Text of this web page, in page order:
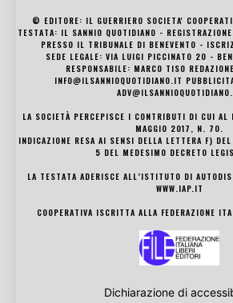
© EDITORE: IL GUERRIERO SOCIETA'
TESTATA: IL SANNIO QUOTIDIANO -
PRESSO IL TRIBUNALE DI BENEVENTO -
SEDE LEGALE: VIA LUIGI PICCINATO 20 -
RESPONSABILE: MARCO TISO
INFO@ILSANNIOQUOTIDIANO.IT
LA SOCIETÀ PERCEPISCE I CONTRIBUTI DI CUI AL
MAGGIO 2017, N. 70.
INDICAZIONE RESA AI SENSI DELLA LETTERA F)
5 DEL MEDESIMO DECRETO
LA TESTATA ADERISCE ALL’ISTITUTO DI
WWW.IAP.IT
COOPERATIVA ISCRITTA ALLA FEDERAZIONE
Dichiarazione di